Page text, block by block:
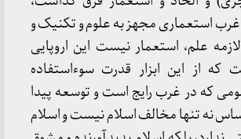
استعماری مجهز به علوم و تکنیک و
علم، استعمار نیست این اروپایی
از این ابزار قدرت سوءاستفاده
که در غرب رایج است و توسعه پیدا
نه تنها مخالف اسلام نیست و اسلام